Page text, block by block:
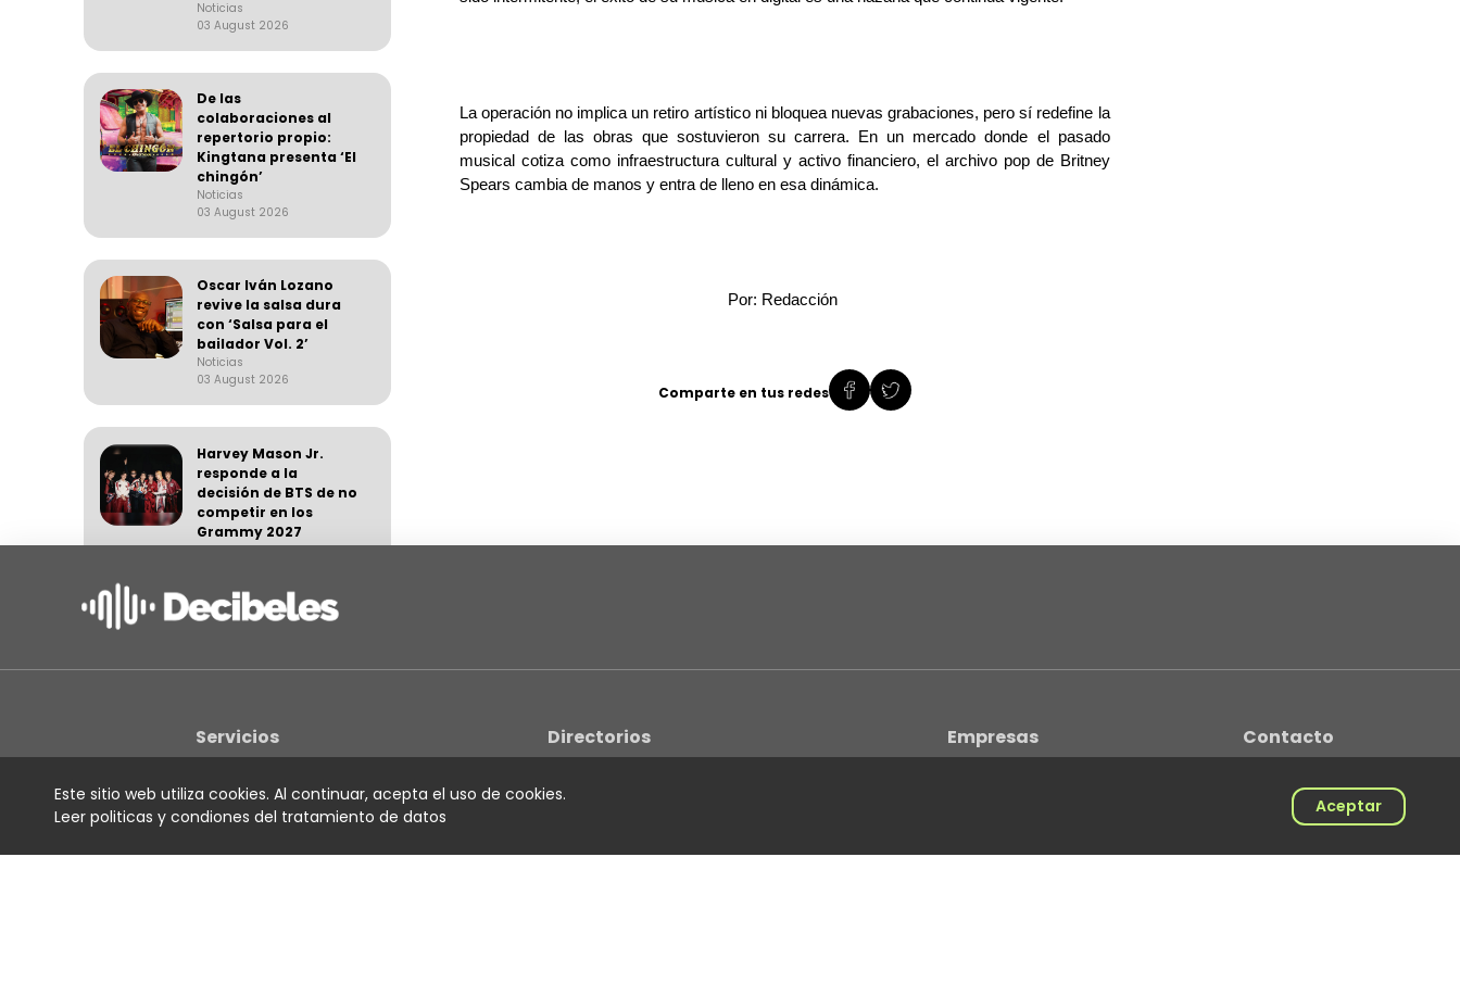
Noticias
03 August 2026
De las
colaboraciones al
repertorio propio:
Kingtana presenta ‘El
chingón’
Noticias
03 August 2026
Oscar Iván Lozano
revive la salsa dura
con ‘Salsa para el
bailador Vol. 2’
Noticias
03 August 2026
Harvey Mason Jr.
responde a la
decisión de BTS de no
competir en los
Grammy 2027
Noticias
31 July 2026
La operación no implica un retiro artístico ni bloquea nuevas grabaciones, pero sí redefine la
propiedad de las obras que sostuvieron su carrera. En un mercado donde el pasado
musical cotiza como infraestructura cultural y activo financiero, el archivo pop de Britney
Spears cambia de manos y entra de lleno en esa dinámica.
Por: Redacción
Comparte en tus redes
Servicios
Para productores
Para sociedades de gestion
Para radio
Directorios
Colombia Hits
Lanzamientos Musicales
Empresas Contacto
Tiktok
Youtube
Spotify
Este sitio web utiliza cookies. Al continuar, acepta el uso de cookies.
Leer politicas y condiones del tratamiento de datos
Aceptar